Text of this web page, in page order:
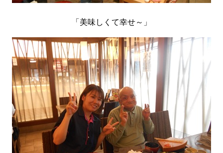
「美味しくて幸せ～」